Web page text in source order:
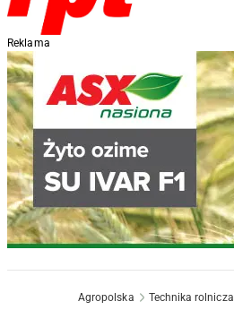
Reklama
Agropolska Technika rolnicza